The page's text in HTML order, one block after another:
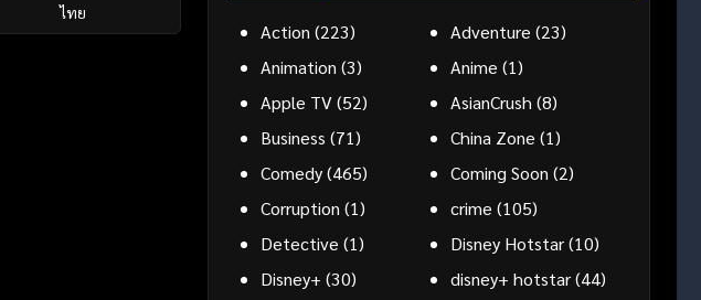
ไทย
Action (223) Adventure (23)
Animation (3) Anime (1)
Apple TV(52) AsianCrush (8)
Business (71) China Zone (1)
Comedy(465) Coming Soon (2)
Corruption (1) crime (105)
Detective (1) Disney Hotstar(10)
Disney+ (30) disney+ hotstar(44)